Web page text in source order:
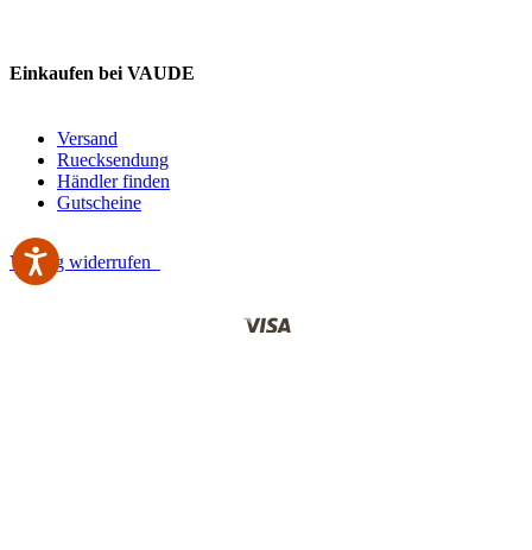
Einkaufen bei VAUDE
Versand
Ruecksendung
Händler finden
Gutscheine
Vertrag widerrufen